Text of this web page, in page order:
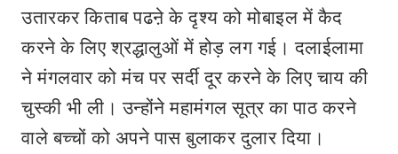
उतारकर किताब पढऩे के दृश्य को मोबाइल में कैद
करने के लिए श्रद्धालुओं में होड़ लग गई। दलाईलामा
ने मंगलवार को मंच पर सर्दी दूर करने के लिए चाय की
चुस्की भी ली। उन्होंने महामंगल सूत्र का पाठ करने
वाले बच्चों को अपने पास बुलाकर दुलार दिया।